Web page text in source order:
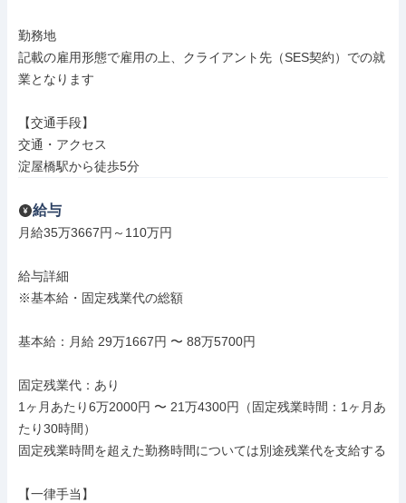
勤務地
記載の雇用形態で雇用の上、クライアント先（SES契約）での就
業となります
【交通手段】
交通・アクセス
淀屋橋駅から徒歩5分
給与
月給35万3667円～110万円
給与詳細
※基本給・固定残業代の総額
基本給：月給 29万1667円 〜 88万5700円
固定残業代：あり
1ヶ月あたり6万2000円 〜 21万4300円（固定残業時間：1ヶ月あ
たり30時間）
固定残業時間を超えた勤務時間については別途残業代を支給する
【一律手当】